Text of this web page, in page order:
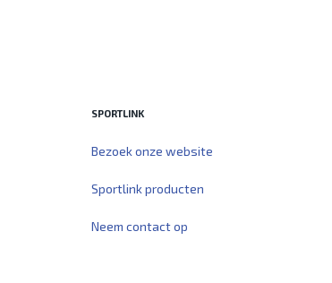
SPORTLINK
Bezoek onze website
Sportlink producten
Neem contact op